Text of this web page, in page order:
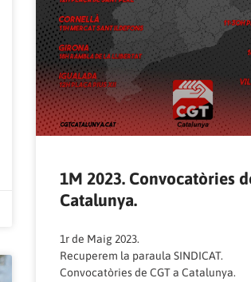
1M 2023. Convocatòries
Catalunya.
1r de Maig 2023.
Recuperem la paraula SINDICAT.
Convocatòries de CGT a Catalunya.